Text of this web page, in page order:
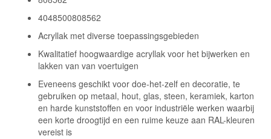
4048500808562
Acryllak met diverse toepassingsgebieden
Kwalitatief hoogwaardige acryllak voor het bijwerken en
lakken van van voertuigen
Eveneens geschikt voor doe-het-zelf en decoratie, te
gebruiken op metaal, hout, glas, steen, keramiek, karton
en harde kunststoffen en voor industriële werken waarbij
een korte droogtijd en een ruime keuze aan RAL-kleuren
vereist is